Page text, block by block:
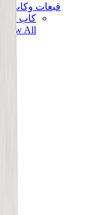
قبعات وكاب
كاب
View All